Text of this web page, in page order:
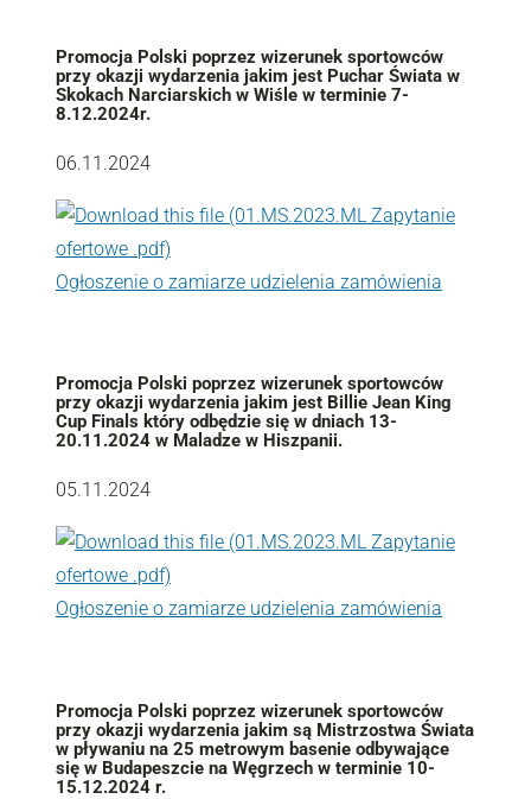
Promocja Polski poprzez wizerunek sportowców
przy okazji wydarzenia jakim jest Puchar Świata w
Skokach Narciarskich w Wiśle w terminie 7-
8.12.2024r.
06.11.2024
Ogłoszenie o zamiarze udzielenia zamówienia
Promocja Polski poprzez wizerunek sportowców
przy okazji wydarzenia jakim jest Billie Jean King
Cup Finals który odbędzie się w dniach 13-
20.11.2024 w Maladze w Hiszpanii.
05.11.2024
Ogłoszenie o zamiarze udzielenia zamówienia
Promocja Polski poprzez wizerunek sportowców
przy okazji wydarzenia jakim są Mistrzostwa Świata
w pływaniu na 25 metrowym basenie odbywające
się w Budapeszcie na Węgrzech w terminie 10-
15.12.2024 r.